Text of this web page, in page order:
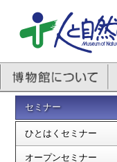
セミナー
ひとはくセミナー
オープンセミナー